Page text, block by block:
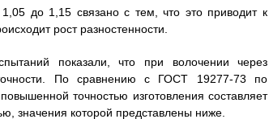
до 1,15 связано с тем, что это приводит к
рост разностенности.
показали, что при волочении через
По сравнению с ГОСТ 19277-73 по
точностью изготовления составляет
значения которой представлены ниже.